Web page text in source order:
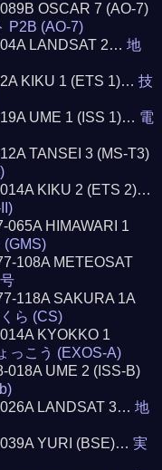
OSCAR 7 (AO-7)
P2B (AO-7)
LANDSAT 2…地
KIKU 1 (ETS 1)…技
UME 1 (ISS 1)… 電
TANSEI 3 (MS-T3)
KIKU 2 (ETS 2)…
065A HIMAWARI 1
(GMS)
108A METEOSAT
118A SAKURA 1A
ら (CS)
KYOKKO 1
っこう (EXOS-A)
018A UME 2 (ISS-B)
026A LANDSAT 3…地
039A YURI (BSE)…実